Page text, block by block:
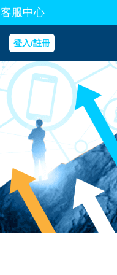
客服中心
登入/註冊